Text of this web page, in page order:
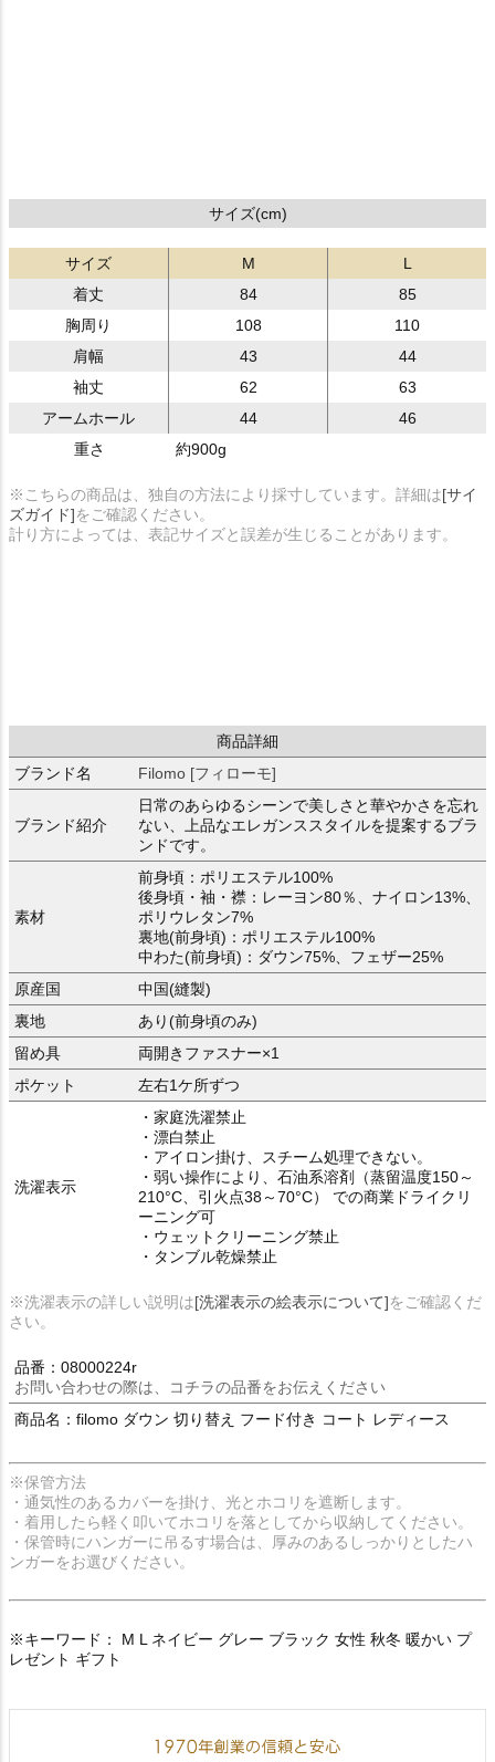
サイズ(cm)
サイズ M
L
着丈
84
85
胸周り
108
110
肩幅
43
44
袖丈
62
63
アームホール
44
46
重さ
約900g
※こちらの商品は、独自の方法により採寸しています。詳細は[サイ
ズガイド]をご確認ください。
計り方によっては、表記サイズと誤差が生じることがあります。
商品詳細
ブランド名
Filomo [フィローモ]
ブランド紹介
日常のあらゆるシーンで美しさと華やかさを忘れ
ない、上品なエレガンススタイルを提案するブラ
ンドです。
素材
前身頃：ポリエステル100%
後身頃・袖・襟：レーヨン80％、ナイロン13%、
ポリウレタン7%
裏地(前身頃)：ポリエステル100%
中わた(前身頃)：ダウン75%、フェザー25%
原産国
中国(縫製)
裏地
あり(前身頃のみ)
留め具
両開きファスナー×1
ポケット
左右1ケ所ずつ
洗濯表示
・家庭洗濯禁止
・漂白禁止
・アイロン掛け、スチーム処理できない。
・弱い操作により、石油系溶剤（蒸留温度150～
210°C、引火点38～70°C） での商業ドライクリ
ーニング可
・ウェットクリーニング禁止
・タンブル乾燥禁止
※洗濯表示の詳しい説明は[洗濯表示の絵表示について]をご確認くだ
さい。
品番：08000224r
お問い合わせの際は、コチラの品番をお伝えください
商品名：filomo ダウン 切り替え フード付き コート レディース
※保管方法
・通気性のあるカバーを掛け、光とホコリを遮断します。
・着用したら軽く叩いてホコリを落としてから収納してください。
・保管時にハンガーに吊るす場合は、厚みのあるしっかりとしたハ
ンガーをお選びください。
※キーワード： M L ネイビー グレー ブラック 女性 秋冬 暖かい プ
レゼント ギフト